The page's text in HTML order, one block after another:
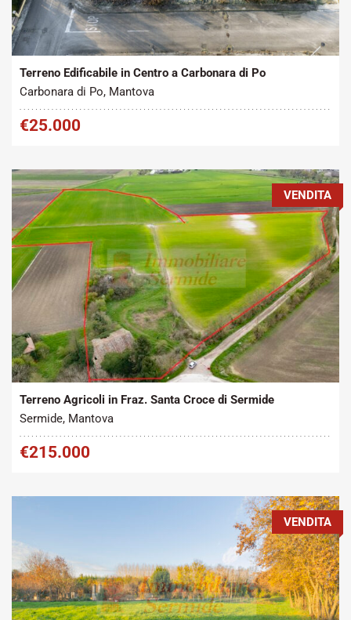
Tipo contratto:
Vendita
Metratura Commerciale:
830 m2
Terreno Edificabile in Centro a Carbonara di Po
Carbonara di Po, Mantova
€25.000
Tipo contratto:
Vendita
Metratura Commerciale:
300 m2
VENDITA
Terreno Agricoli in Fraz. Santa Croce di Sermide
Sermide, Mantova
€215.000
VENDITA